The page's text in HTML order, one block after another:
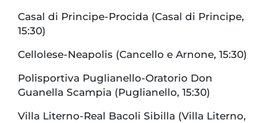
Casal di Principe-Procida (Casal di Principe,
15:30)
Cellolese-Neapolis (Cancello e Arnone, 15:30)
Polisportiva Puglianello-Oratorio Don
Guanella Scampia (Puglianello, 15:30)
Villa Literno-Real Bacoli Sibilla (Villa Literno,